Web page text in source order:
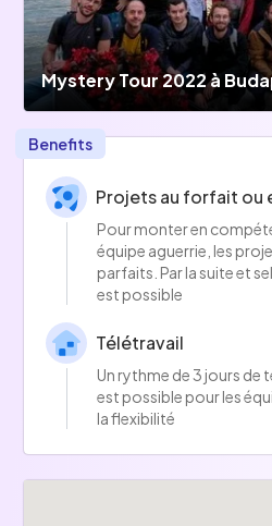
Chez Osaxis, on ne
exécutants. On cherche
curieux, qui aiment
et proposer les meilleures
On veut que chaque
s’épanouisse, tout en
utiles et intelligentes.
Mystery Tour 2022 à
Benefits
Projets au forfait ou
Pour monter en
équipe aguerrie, les
parfaits. Par la suite et
est possible
Télétravail
Un rythme de 3 jours de
est possible pour les
la flexibilité